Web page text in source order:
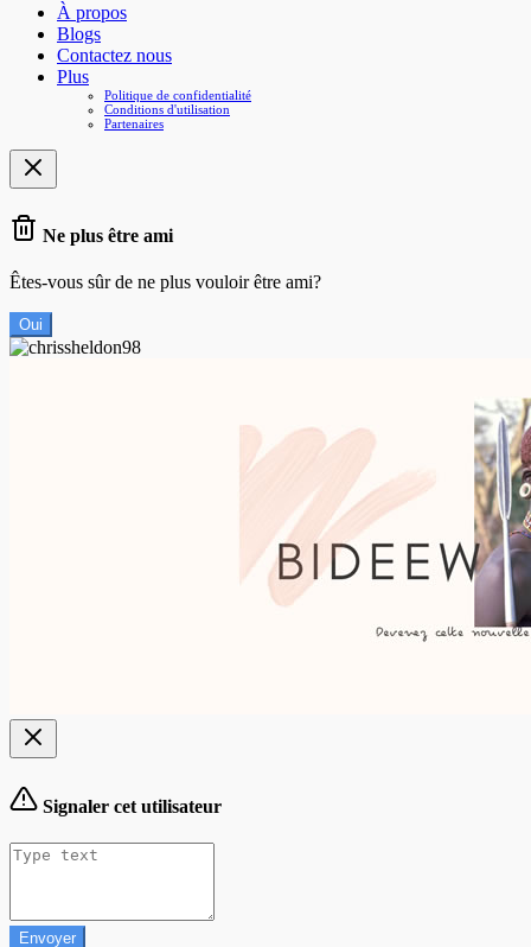
À propos
Blogs
Contactez nous
Plus
Politique de confidentialité
Conditions d'utilisation
Partenaires
Ne plus être ami
Êtes-vous sûr de ne plus vouloir être ami?
Oui
Signaler cet utilisateur
Envoyer